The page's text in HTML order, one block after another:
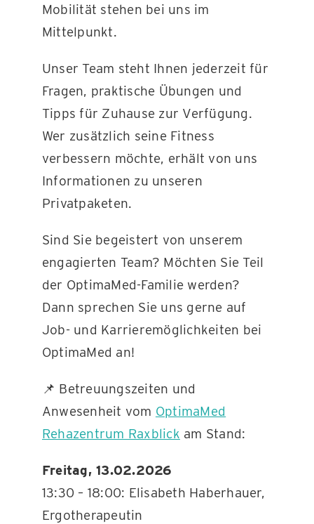
Mobilität stehen bei uns im
Mittelpunkt.
Unser Team steht Ihnen jederzeit für
Fragen, praktische Übungen und
Tipps für Zuhause zur Verfügung.
Wer zusätzlich seine Fitness
verbessern möchte, erhält von uns
Informationen zu unseren
Privatpaketen.
Sind Sie begeistert von unserem
engagierten Team? Möchten Sie Teil
der OptimaMed-Familie werden?
Dann sprechen Sie uns gerne auf
Job- und Karrieremöglichkeiten bei
OptimaMed an!
📌 Betreuungszeiten und
Anwesenheit vom OptimaMed
Rehazentrum Raxblick am Stand:
Freitag, 13.02.2026
13:30 – 18:00: Elisabeth Haberhauer,
Ergotherapeutin